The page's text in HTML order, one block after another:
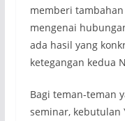
memberi
mengenai
ada hasil yang
ketegangan kedua
Bagi teman-teman
seminar, kebutulan